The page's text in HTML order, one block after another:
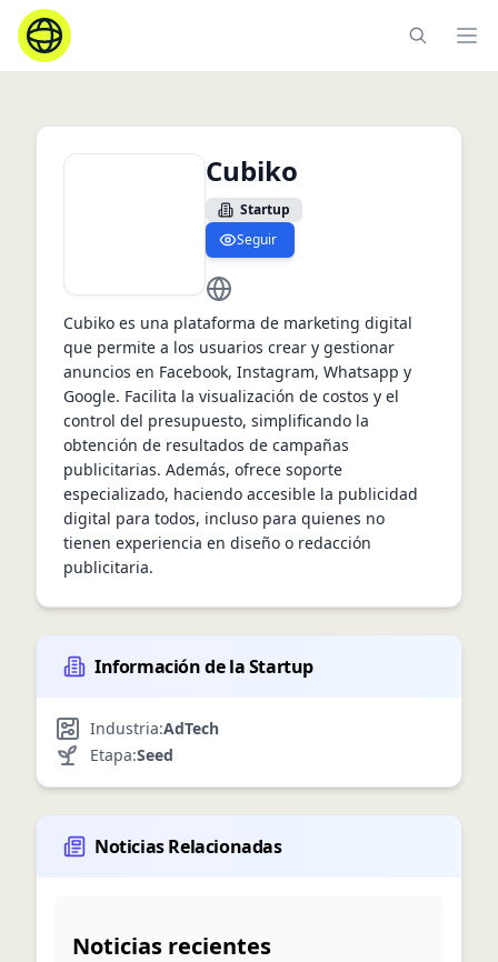
Cubiko
Startup
Seguir
https://www.cubiko.co
Cubiko es una plataforma de marketing digital
que permite a los usuarios crear y gestionar
anuncios en Facebook, Instagram, Whatsapp y
Google. Facilita la visualización de costos y el
control del presupuesto, simplificando la
obtención de resultados de campañas
publicitarias. Además, ofrece soporte
especializado, haciendo accesible la publicidad
digital para todos, incluso para quienes no
tienen experiencia en diseño o redacción
publicitaria.
Información de la Startup
Industria:AdTech
Etapa:Seed
Noticias Relacionadas
Noticias recientes